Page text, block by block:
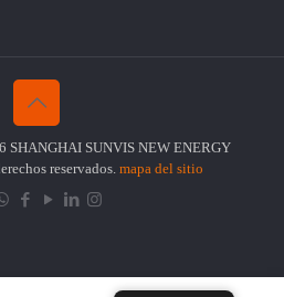
SHANGHAI SUNVIS NEW ENERGY
reservados. mapa del sitio